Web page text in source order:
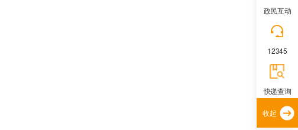
政民互动
12345
快递查询
收起